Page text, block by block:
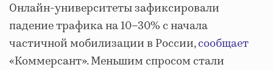
Онлайн-университеты зафиксировали
падение трафика на 10–30% с начала
частичной мобилизации в России,сообщает
«Коммерсант». Меньшим спросом стали